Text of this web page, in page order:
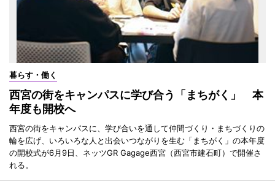
暮らす・働く
西宮の街をキャンパスに学び合う「まちがく」 本
年度も開校へ
西宮の街をキャンパスに、学び合いを通して仲間づくり・まちづくりの
輪を広げ、いろいろな人と出会いつながりを生む「まちがく」の本年度
の開校式が6月9日、ネッツGR Gagage西宮（西宮市建石町）で開催さ
れる。